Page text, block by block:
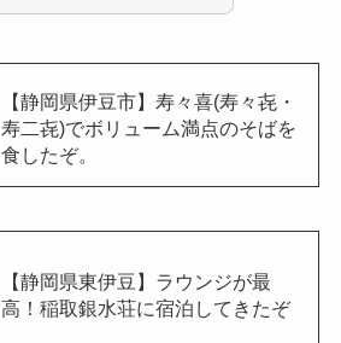
【静岡県伊豆市】寿々喜(寿々㐂・
寿二㐂)でボリューム満点のそばを
食したぞ。
【静岡県東伊豆】ラウンジが最
高！稲取銀水荘に宿泊してきたぞ